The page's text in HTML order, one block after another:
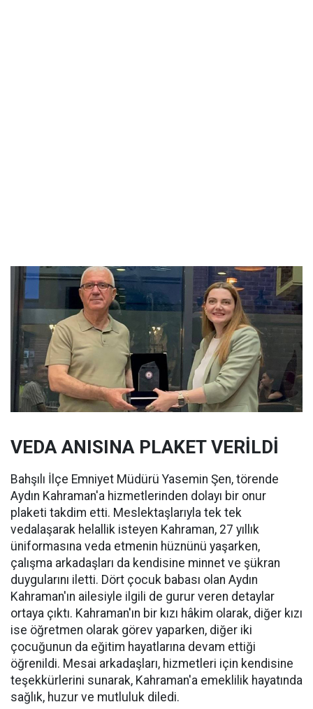
VEDA ANISINA PLAKET VERİLDİ
Bahşılı İlçe Emniyet Müdürü Yasemin Şen, törende
Aydın Kahraman'a hizmetlerinden dolayı bir onur
plaketi takdim etti. Meslektaşlarıyla tek tek
vedalaşarak helallik isteyen Kahraman, 27 yıllık
üniformasına veda etmenin hüznünü yaşarken,
çalışma arkadaşları da kendisine minnet ve şükran
duygularını iletti. Dört çocuk babası olan Aydın
Kahraman'ın ailesiyle ilgili de gurur veren detaylar
ortaya çıktı. Kahraman'ın bir kızı hâkim olarak, diğer kızı
ise öğretmen olarak görev yaparken, diğer iki
çocuğunun da eğitim hayatlarına devam ettiği
öğrenildi. Mesai arkadaşları, hizmetleri için kendisine
teşekkürlerini sunarak, Kahraman'a emeklilik hayatında
sağlık, huzur ve mutluluk diledi.